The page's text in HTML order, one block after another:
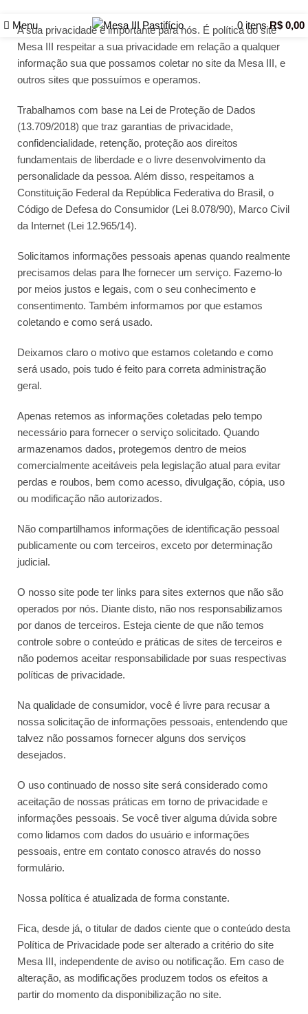
Menu 0 itens R$ 0,00
A sua privacidade é importante para nós. É política do site
Mesa III respeitar a sua privacidade em relação a qualquer
informação sua que possamos coletar no site da Mesa III, e
outros sites que possuímos e operamos.
Trabalhamos com base na Lei de Proteção de Dados
(13.709/2018) que traz garantias de privacidade,
confidencialidade, retenção, proteção aos direitos
fundamentais de liberdade e o livre desenvolvimento da
personalidade da pessoa. Além disso, respeitamos a
Constituição Federal da República Federativa do Brasil, o
Código de Defesa do Consumidor (Lei 8.078/90), Marco Civil
da Internet (Lei 12.965/14).
Solicitamos informações pessoais apenas quando realmente
precisamos delas para lhe fornecer um serviço. Fazemo-lo
por meios justos e legais, com o seu conhecimento e
consentimento. Também informamos por que estamos
coletando e como será usado.
Deixamos claro o motivo que estamos coletando e como
será usado, pois tudo é feito para correta administração
geral.
Apenas retemos as informações coletadas pelo tempo
necessário para fornecer o serviço solicitado. Quando
armazenamos dados, protegemos dentro de meios
comercialmente aceitáveis pela legislação atual ​​para evitar
perdas e roubos, bem como acesso, divulgação, cópia, uso
ou modificação não autorizados.
Não compartilhamos informações de identificação pessoal
publicamente ou com terceiros, exceto por determinação
judicial.
O nosso site pode ter links para sites externos que não são
operados por nós. Diante disto, não nos responsabilizamos
por danos de terceiros. Esteja ciente de que não temos
controle sobre o conteúdo e práticas de sites de terceiros e
não podemos aceitar responsabilidade por suas respectivas
políticas de privacidade.
Na qualidade de consumidor, você é livre para recusar a
nossa solicitação de informações pessoais, entendendo que
talvez não possamos fornecer alguns dos serviços
desejados.
O uso continuado de nosso site será considerado como
aceitação de nossas práticas em torno de privacidade e
informações pessoais. Se você tiver alguma dúvida sobre
como lidamos com dados do usuário e informações
pessoais, entre em contato conosco através do nosso
formulário.
Nossa política é atualizada de forma constante.
Fica, desde já, o titular de dados ciente que o conteúdo desta
Política de Privacidade pode ser alterado a critério do site
Mesa III, independente de aviso ou notificação. Em caso de
alteração, as modificações produzem todos os efeitos a
partir do momento da disponibilização no site.